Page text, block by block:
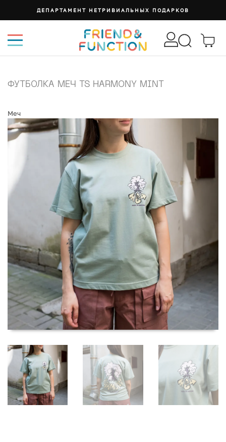
ДЕПАРТАМЕНТ НЕТРИВИАЛЬНЫХ ПОДАРКОВ
ФУТБОЛКА МЕЧ TS HARMONY MINT
Меч